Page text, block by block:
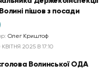
пішов з посади
Олег Криштоф
2025 В 17:10
Волинської ОДА